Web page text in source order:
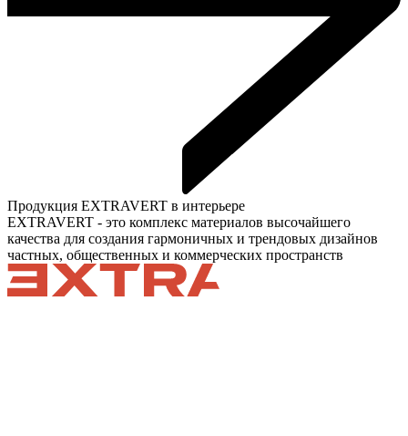
Продукция EXTRAVERT в интерьере
EXTRAVERT - это комплекс материалов высочайшего
качества для создания гармоничных и трендовых дизайнов
частных, общественных и коммерческих пространств